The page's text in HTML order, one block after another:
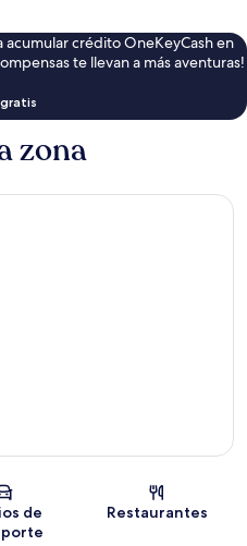
acumular crédito OneKeyCash en
te llevan a más aventuras!
zona
Sección del mapa
de
Restaurantes